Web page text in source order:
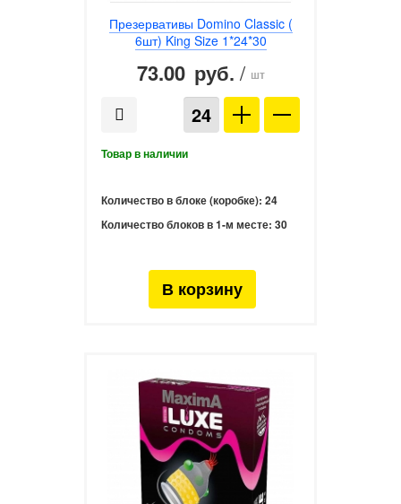
Презервативы Domino Classic (
6шт) King Size 1*24*30
73.00 руб. / шт
Количество в блоке (коробке): 24
Количество блоков в 1-м месте: 30